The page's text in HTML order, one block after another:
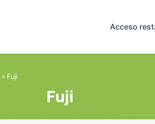
Acceso
» Fuji
Fuji